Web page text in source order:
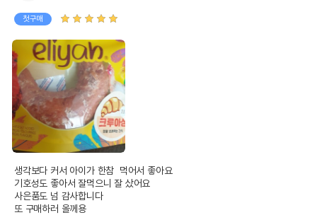
첫구매
생각보다 커서 아이가 한참  먹어서 좋아요
기호성도 좋아서 잘먹으니 잘 샀어요
사은품도 넘 감사합니다
또 구매하러 올께용